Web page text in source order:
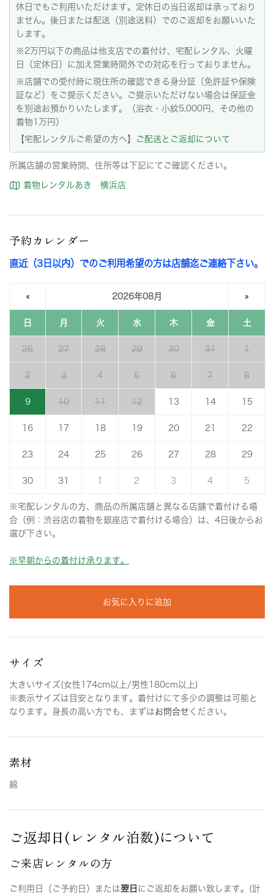
休日でもご利用いただけます。定休日の当日返却は承っており
ません。後日または配送（別途送料）でのご返却をお願いいた
します。
※2万円以下の商品は他支店での着付け、宅配レンタル、火曜
日（定休日）に加え営業時間外での対応を行っておりません。
※店舗での受付時に現住所の確認できる身分証（免許証や保険
証など）をご提示ください。ご提示いただけない場合は保証金
を別途お預かりいたします。（浴衣・小紋5,000円、その他の
着物1万円）
【宅配レンタルご希望の方へ】
ご配送とご返却について
所属店舗の営業時間、住所等は下記にてご確認ください。
着物レンタルあき 横浜店
予約カレンダー
直近（3日以内）でのご利用希望の方は店舗迄ご連絡下さい。
« 2026年08月 »
日 月 火 水 木 金 土
26 27 28 29 30 31 1
2 3 4 5 6 7 8
9 10 11 12 13 14 15
16 17 18 19 20 21 22
23 24 25 26 27 28 29
30 31 2 3 4 5
※宅配レンタルの方、商品の所属店舗と異なる店舗で着付ける場
合（例：渋谷店の着物を銀座店で着付ける場合）は、4日後からお
選び下さい。
※早朝からの着付け承ります。
お気に入りに追加
サイズ
大きいサイズ(女性174cm以上/男性180cm以上)
※表示サイズは目安となります。着付けにて多少の調整は可能と
なります。身長の高い方でも、まずはお問合せ ください。
素材
綿
ご返却日(レンタル泊数)について
ご来店レンタルの方
ご利用日（ご予約日）または翌日 にご返却をお願い致します。(計